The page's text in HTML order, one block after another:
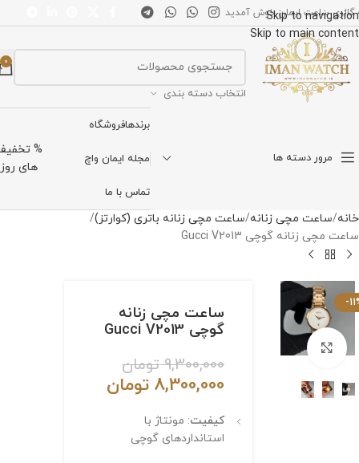
Skip to navigation
Skip to main content
گالری ساعت ایمان خوش آمدید
انتخاب دسته بندی
0
مرور دسته ها
برندهافروشگاه
مجله ایمان واچ
تماس با ما
%
های روز
خانه ساعت مچی زنانه ساعت مچی زنانه باتری (کوارتز)
ساعت مچی زنانه گوچی Gucci V2013
-
برای بزرگنمایی کلیک کنید
ساعت مچی زنانه
گوچی Gucci V2013
9,300,000 تومان
8,300,000 تومان
کیفیت: مونتاژ با
استانداردهای گوچی